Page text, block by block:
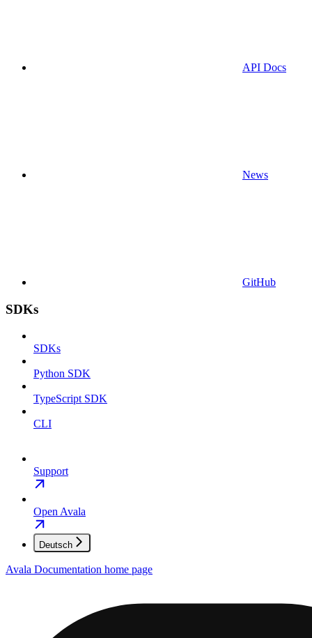
API Docs
News
GitHub
SDKs
SDKs
Python SDK
TypeScript SDK
CLI
Support
Open Avala
Deutsch
Avala Documentation home page